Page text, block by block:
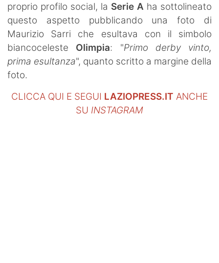
proprio profilo social, la Serie A ha sottolineato
questo aspetto pubblicando una foto di
Maurizio Sarri che esultava con il simbolo
biancoceleste Olimpia: "Primo derby vinto,
prima esultanza", quanto scritto a margine della
foto.
CLICCA QUI E SEGUI LAZIOPRESS.IT ANCHE
SU INSTAGRAM